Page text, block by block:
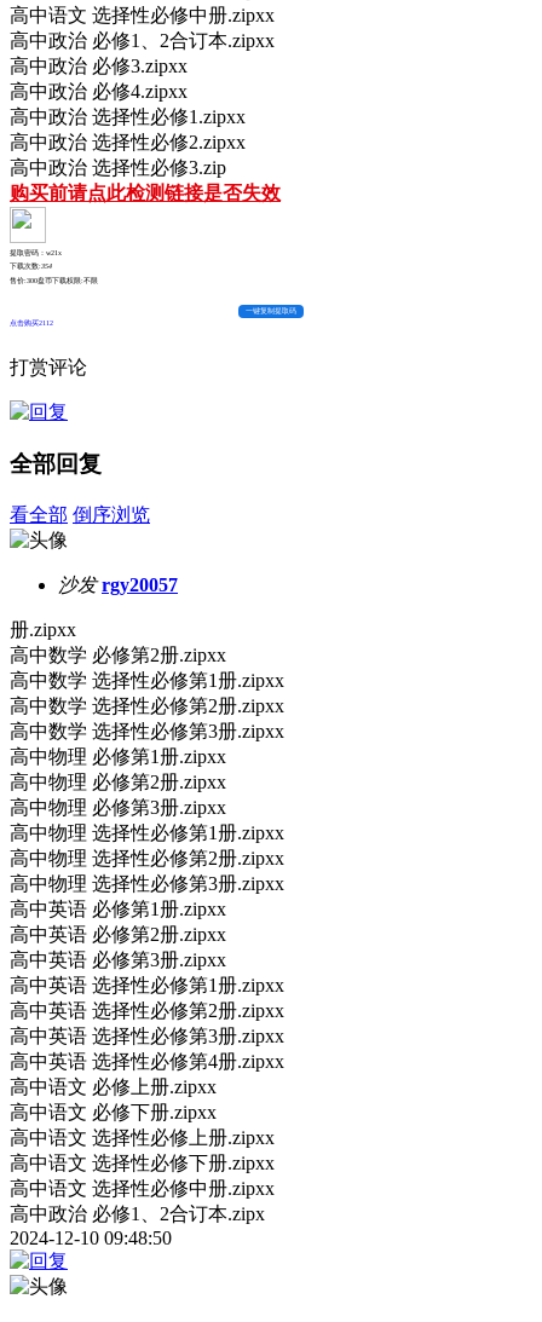
高中语文 选择性必修中册.zipxx
高中政治 必修1、2合订本.zipxx
高中政治 必修3.zipxx
高中政治 必修4.zipxx
高中政治 选择性必修1.zipxx
高中政治 选择性必修2.zipxx
高中政治 选择性必修3.zip
购买前请点此检测链接是否失效
提取密码：w21x
下载次数:354
售价:300盘币下载权限:不限
一键复制提取码
点击购买2112
打赏评论
全部回复
看全部 倒序浏览
沙发 rgy20057
册.zipxx
高中数学 必修第2册.zipxx
高中数学 选择性必修第1册.zipxx
高中数学 选择性必修第2册.zipxx
高中数学 选择性必修第3册.zipxx
高中物理 必修第1册.zipxx
高中物理 必修第2册.zipxx
高中物理 必修第3册.zipxx
高中物理 选择性必修第1册.zipxx
高中物理 选择性必修第2册.zipxx
高中物理 选择性必修第3册.zipxx
高中英语 必修第1册.zipxx
高中英语 必修第2册.zipxx
高中英语 必修第3册.zipxx
高中英语 选择性必修第1册.zipxx
高中英语 选择性必修第2册.zipxx
高中英语 选择性必修第3册.zipxx
高中英语 选择性必修第4册.zipxx
高中语文 必修上册.zipxx
高中语文 必修下册.zipxx
高中语文 选择性必修上册.zipxx
高中语文 选择性必修下册.zipxx
高中语文 选择性必修中册.zipxx
高中政治 必修1、2合订本.zipx
2024-12-10 09:48:50